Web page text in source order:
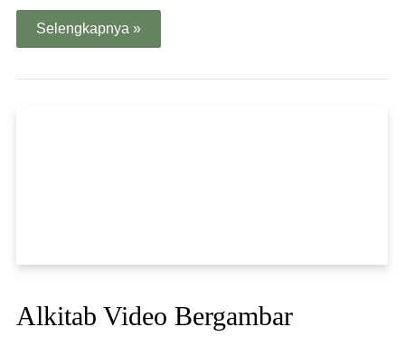
Selengkapnya »
Alkitab Video Bergambar